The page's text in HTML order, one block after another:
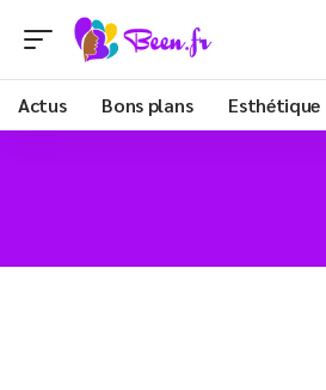
Actus Bons plans Esthétique